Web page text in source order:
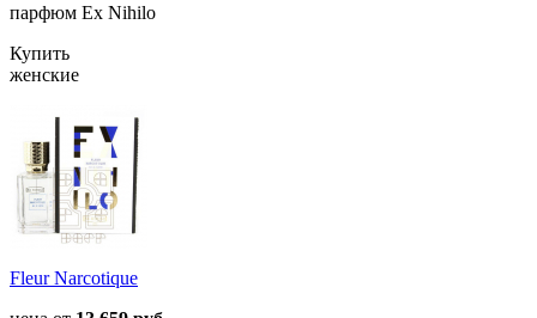
парфюм Ex Nihilo
Купить
женские
Fleur Narcotique